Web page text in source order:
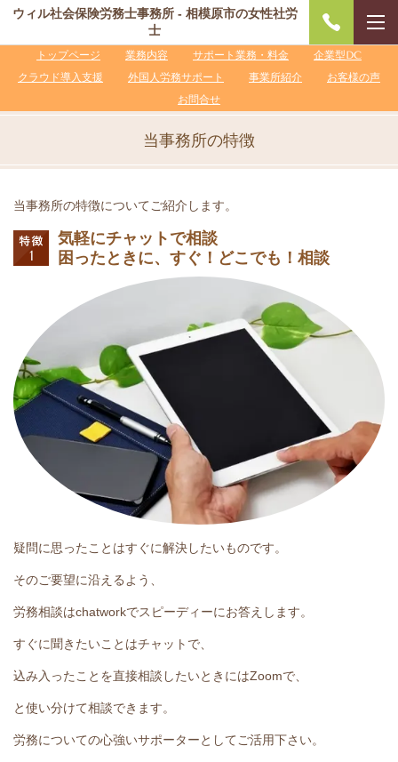
ウィル社会保険労務士事務所 - 相模原市の女性社労
士
トップページ 業務内容 サポート業務・料金
企業型DC
クラウド導入支援
外国人労務サポート 事業所紹介
お客様の声
お問合せ
当事務所の特徴
当事務所の特徴についてご紹介します。
気軽にチャットで相談
困ったときに、すぐ！どこでも！相談
疑問に思ったことはすぐに解決したいものです。
そのご要望に沿えるよう、
労務相談はchatworkでスピーディーにお答えします。
すぐに聞きたいことはチャットで、
込み入ったことを直接相談したいときにはZoomで、
と使い分けて相談できます。
労務についての心強いサポーターとしてご活用下さい。